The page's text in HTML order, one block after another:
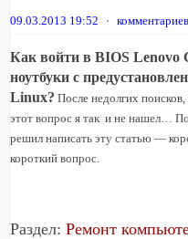
09.03.2013 19:52 ⋅
Как войти в BIOS Lenovo
ноутбуки с
Linux? После недолгих поисков,
этот вопрос я так и не нашел…
решил написать эту статью —
короткий вопрос.
Раздел: Ремонт